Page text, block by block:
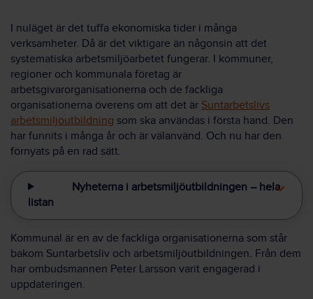
I nuläget är det tuffa ekonomiska tider i många
verksamheter. Då är det viktigare än någonsin att det
systematiska arbetsmiljöarbetet fungerar. I kommuner,
regioner och kommunala företag är
arbetsgivarorganisationerna och de fackliga
organisationerna överens om att det är Suntarbetslivs
arbetsmiljöutbildning som ska användas i första hand. Den
har funnits i många år och är välanvänd. Och nu har den
förnyats på en rad sätt.
Nyheterna i arbetsmiljöutbildningen – hela
listan
Kommunal är en av de fackliga organisationerna som står
bakom Suntarbetsliv och arbetsmiljöutbildningen. Från dem
har ombudsmannen Peter Larsson varit engagerad i
uppdateringen.